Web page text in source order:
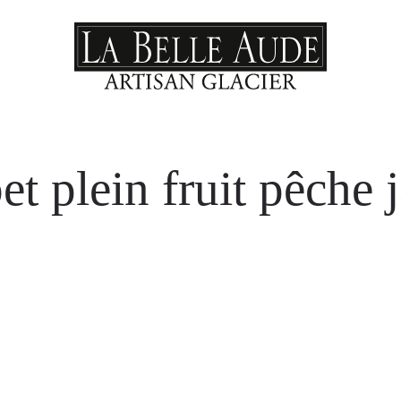
plein fruit pêche